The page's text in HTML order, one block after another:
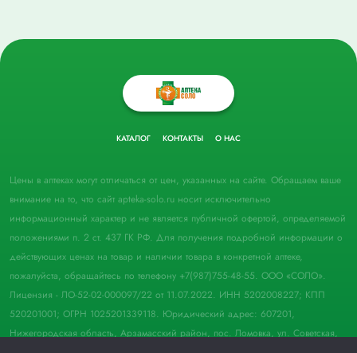
КАТАЛОГ КОНТАКТЫ О НАС
Цены в аптеках могут отличаться от цен, указанных на сайте. Обращаем ваше
внимание на то, что сайт apteka-solo.ru носит исключительно
информационный характер и не является публичной офертой, определяемой
положениями п. 2 ст. 437 ГК РФ. Для получения подробной информации о
действующих ценах на товар и наличии товара в конкретной аптеке,
пожалуйста, обращайтесь по телефону +7(987)755-48-55. ООО «СОЛО».
Лицензия - ЛО-52-02-000097/22 от 11.07.2022. ИНН 5202008227; КПП
520201001; ОГРН 1025201339118. Юридический адрес: 607201,
Нижегородская область, Арзамасский район, пос. Ломовка, ул. Советская,